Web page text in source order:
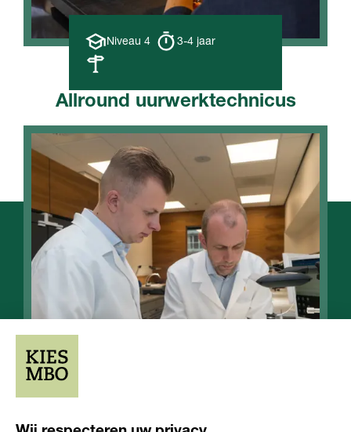
Opleiding
Niveau 4
Opleiding
duur
3-4 jaar
Allround uurwerktechnicus
Niveau 3 2-3 jaar